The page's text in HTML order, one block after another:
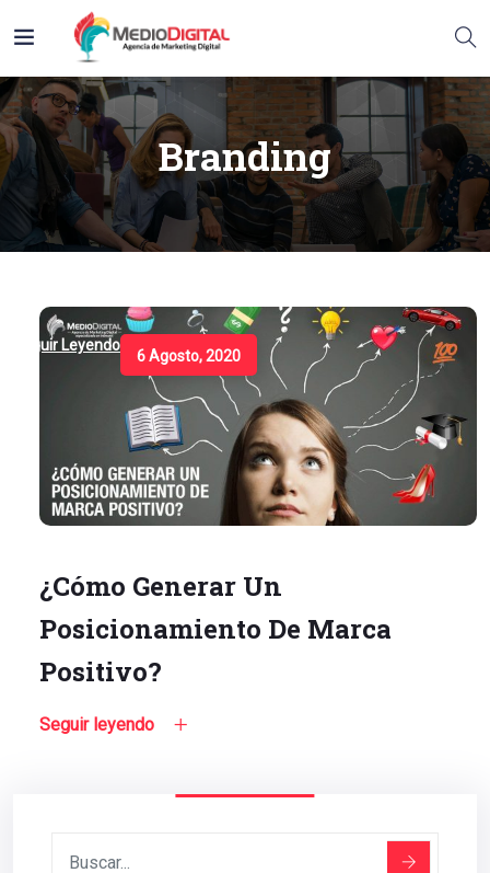
Branding
Seguir Leyendo
6 Agosto, 2020
¿Cómo Generar Un
Posicionamiento De Marca
Positivo?
Seguir leyendo